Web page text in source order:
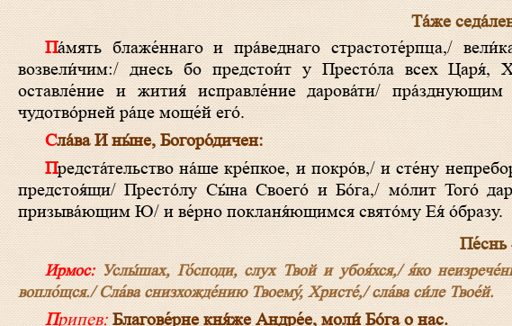
Та́же
Па́мять блаже́ннаго и пра́веднаго страстоте́рпца,/ вели́каго кня́зя Андре́я Боголюби́ваго, похва́льными пе́сньми
возвели́чим:/ днесь бо предстои́т у Престо́ла всех Царя́,
оставле́ние и жития́ исправле́ние дарова́ти/
чудотво́рней ра́це моще́й его́.
Сла́ва И ны́не, Богоро́дичен:
Предста́тельство на́ше кре́пкое, и покро́в,/ и сте́ну непребори́мую воспои́м, Мари́ю Де́ву Всенепоро́чную:/ при́сно бо
предстоя́щи/ Престо́лу Сы́на Своего́ и Бо́га,/ мо́лит Того́
призыва́ющим Ю/ и ве́рно покланя́ющимся свято́му Ея́ о́бразу.
Пе́снь
Ирмос:Услы́шах, Го́споди, слух Твой и убоя́хся,/ я́ко
вопло́щся./ Сла́ва снизхожде́нию Твоему́, Христе́,/ сла́ва си́ле Твое́й.
Припев: Благове́рне кня́же Андре́е, моли́ Бо́га о нас.